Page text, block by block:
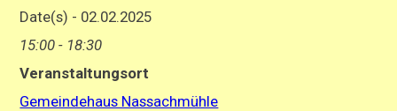
Date(s) - 02.02.2025
15:00 - 18:30
Veranstaltungsort
Gemeindehaus Nassachmühle